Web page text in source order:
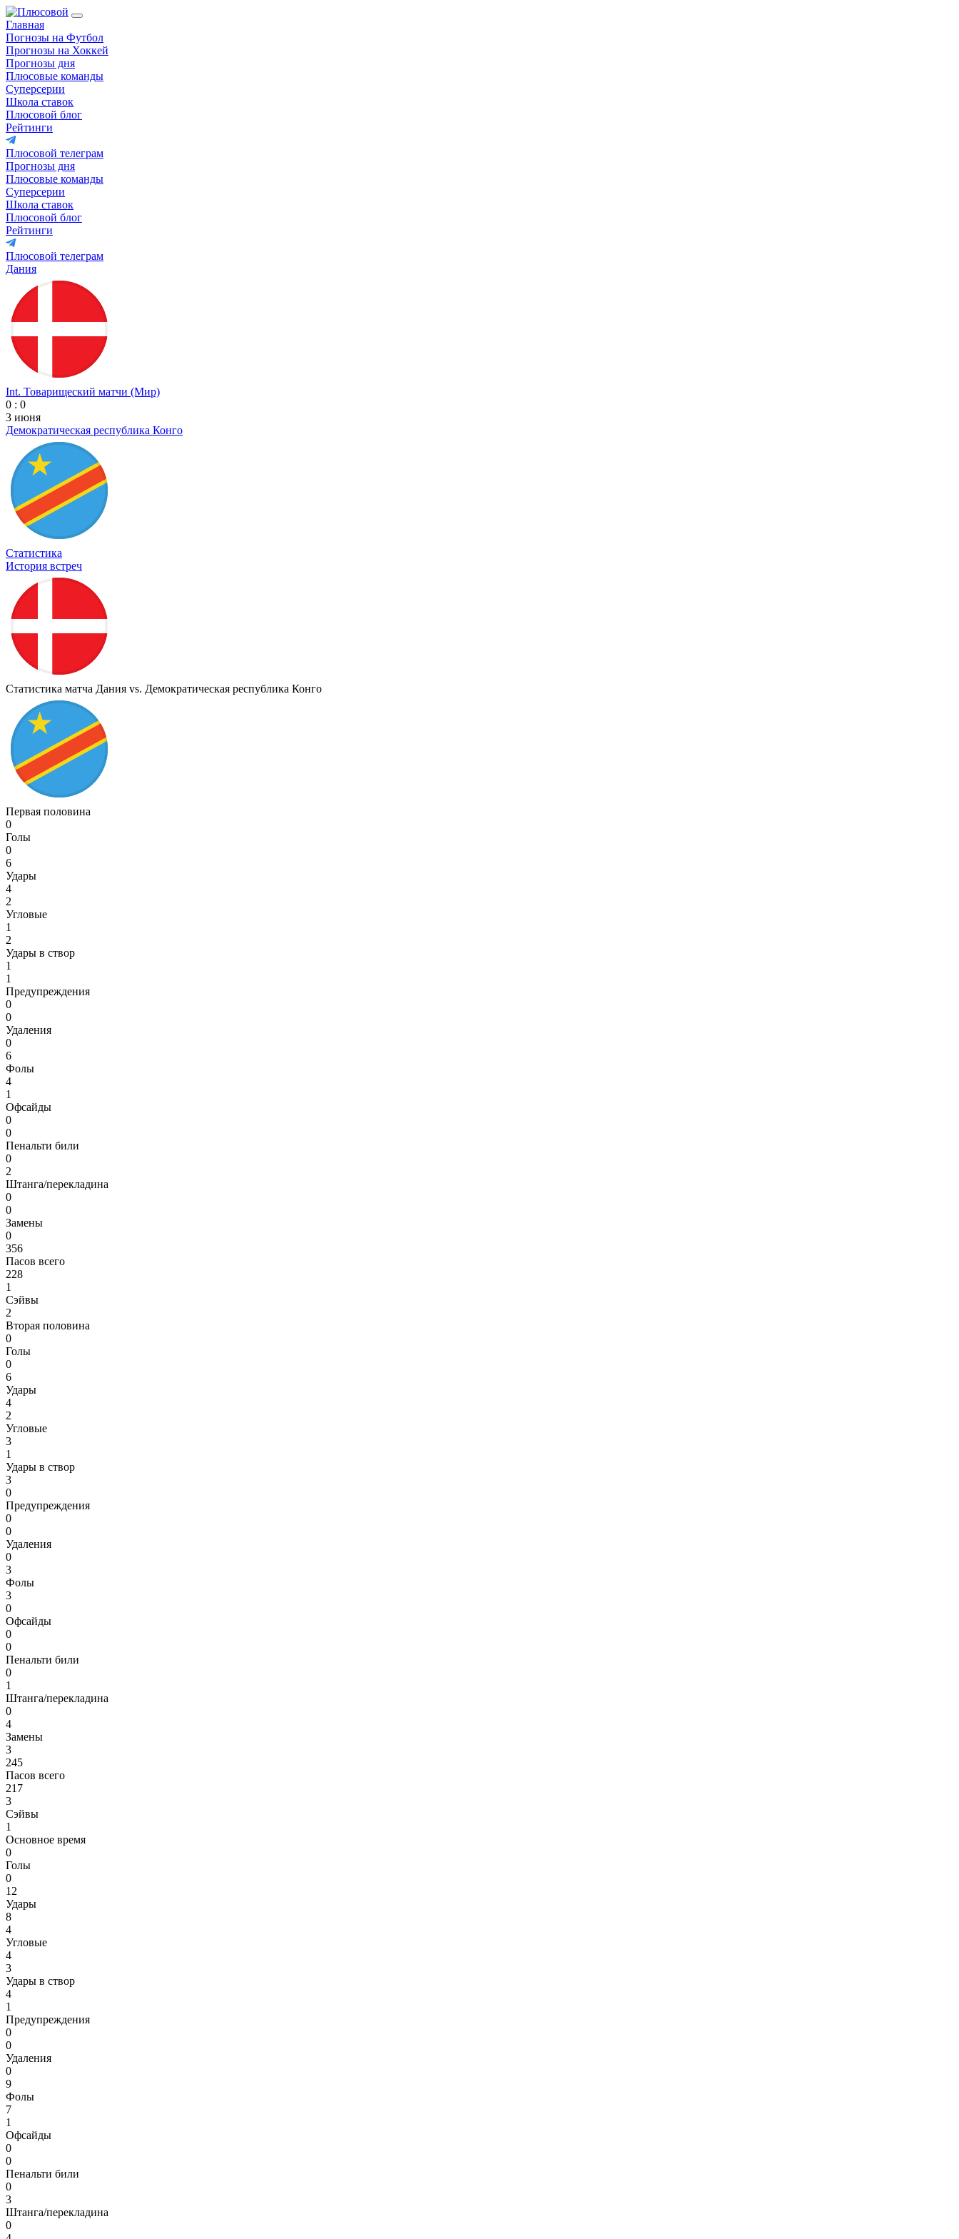
Главная
Погнозы на Футбол
Прогнозы на Хоккей
Прогнозы дня
Плюсовые команды
Суперсерии
Школа ставок
Плюсовой блог
Рейтинги
Плюсовой телеграм
Прогнозы дня
Плюсовые команды
Суперсерии
Школа ставок
Плюсовой блог
Рейтинги
Плюсовой телеграм
Дания
Int. Товарищеский матчи (Мир)
0 : 0
3 июня
Демократическая республика Конго
Статистика
История встреч
Статистика матча Дания vs. Демократическая республика Конго
Первая половина
0
Голы
0
6
Удары
4
2
Угловые
1
2
Удары в створ
1
1
Предупреждения
0
0
Удаления
0
6
Фолы
4
1
Офсайды
0
0
Пенальти били
0
2
Штанга/перекладина
0
0
Замены
0
356
Пасов всего
228
1
Сэйвы
2
Вторая половина
0
Голы
0
6
Удары
4
2
Угловые
3
1
Удары в створ
3
0
Предупреждения
0
0
Удаления
0
3
Фолы
3
0
Офсайды
0
0
Пенальти били
0
1
Штанга/перекладина
0
4
Замены
3
245
Пасов всего
217
3
Сэйвы
1
Основное время
0
Голы
0
12
Удары
8
4
Угловые
4
3
Удары в створ
4
1
Предупреждения
0
0
Удаления
0
9
Фолы
7
1
Офсайды
0
0
Пенальти били
0
3
Штанга/перекладина
0